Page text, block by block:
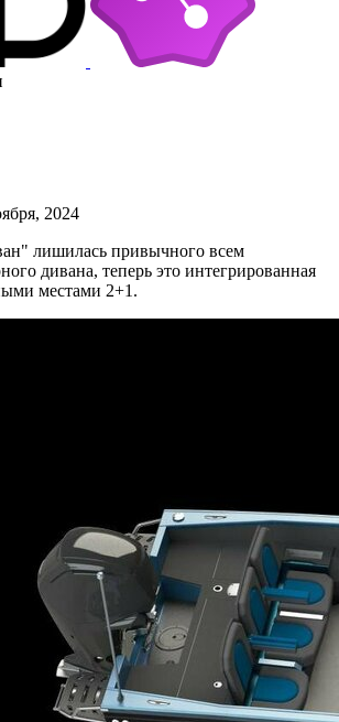
2024
лишилась привычного всем
дивана, теперь это интегрированная
местами 2+1.